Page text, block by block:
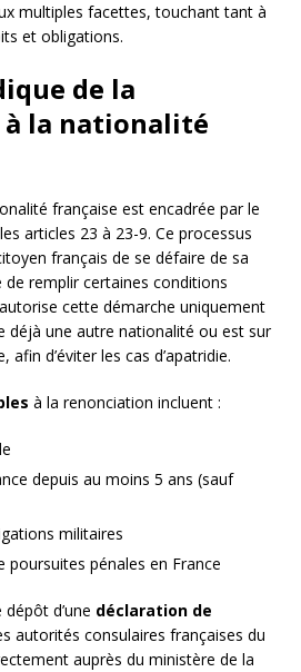
multiples facettes, touchant tant à
et obligations.
de la
la nationalité
française est encadrée par le
articles 23 à 23-9. Ce processus
français de se défaire de sa
remplir certaines conditions
cette démarche uniquement
déjà une autre nationalité ou est sur
afin d’éviter les cas d’apatridie.
à la renonciation incluent :
depuis au moins 5 ans (sauf
militaires
poursuites pénales en France
d’une déclaration de
autorités consulaires françaises du
auprès du ministère de la